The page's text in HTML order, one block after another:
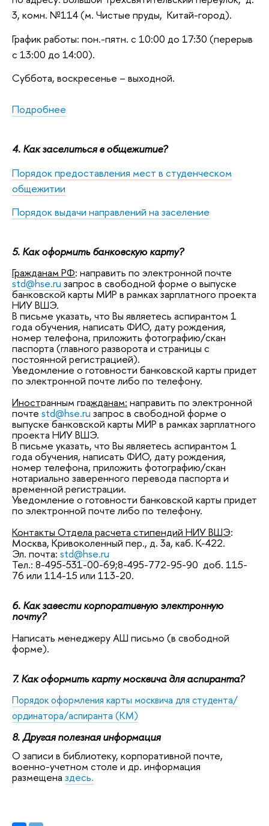
3, комн. №114 (м. Чистые пруды, Китай-город).
График работы: пон.-пятн. с 10:00 до 17:30 (перерыв
с 13:00 до 14:00).
Суббота, воскресенье – выходной.
Подробнее
4. Как заселиться в общежитие?
Порядок предоставления мест в студенческом
общежитии
Порядок выдачи направлений на заселение
5. Как оформить банковскую карту?
Гражданам РФ: направить по электронной почте
std@hse.ru запрос в свободной форме о выпуске
банковской карты МИР в рамках зарплатного проекта
НИУ ВШЭ.
В письме указать, что Вы являетесь аспирантом 1
года обучения, написать ФИО, дату рождения,
номер телефона, приложить фотографию/скан
паспорта (главного разворота и страницы с
постоянной регистрацией).
Уведомление о готовности банковской карты придет
по электронной почте либо по телефону.
Иностранным гражданам: направить по электронной
почтеstd@hse.ru запрос в свободной форме о
выпуске банковской карты МИР в рамках зарплатного
проекта НИУ ВШЭ.
В письме указать, что Вы являетесь аспирантом 1
года обучения, написать ФИО, дату рождения,
номер телефона, приложить фотографию/скан
нотариально заверенного перевода паспорта и
временной регистрации.
Уведомление о готовности банковской карты придет
по электронной почте либо по телефону.
Контакты Отдела расчета стипендий НИУ ВШЭ:
Москва, Кривоколенный пер., д. 3а, каб. К-422.
Эл. почта: std@hse.ru
Тел.: 8-495-531-00-69;8-495-772-95-90 доб. 115-
76 или 114-15 или 113-20.
6. Как завести корпоративную электронную
почту?
Написать менеджеру АШ письмо (в свободной
форме).
7. Как оформить карту москвича для аспиранта?
Порядок оформления карты москвича для студента/
ординатора/аспиранта (КМ)
8. Другая полезная информация
О записи в библиотеку, корпоративной почте,
военно-учетном столе и др. информация
размещена здесь.